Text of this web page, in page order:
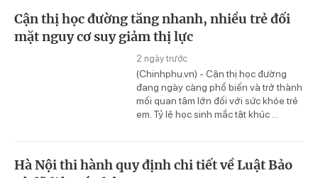
Cận thị học đường tăng nhanh, nhiều trẻ đối
mặt nguy cơ suy giảm thị lực
2 ngày trước
(Chinhphu.vn) - Cận thị học đường
đang ngày càng phổ biến và trở thành
mối quan tâm lớn đối với sức khỏe trẻ
em. Tỷ lệ học sinh mắc tật khúc ...
Hà Nội thi hành quy định chi tiết về Luật Bảo